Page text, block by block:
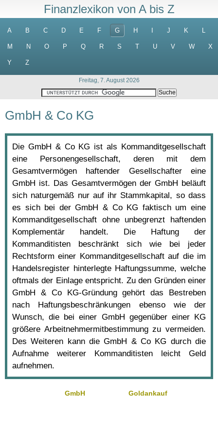
Finanzlexikon von A bis Z
A B C D E F G H J K L
M N O P Q R S T U V W X
Y Z
Freitag, 7. August 2026
GmbH & Co KG
Die GmbH & Co KG ist als Kommanditgesellschaft
eine Personengesellschaft, deren mit dem
Gesamtvermögen haftender Gesellschafter eine
GmbH ist. Das Gesamtvermögen der GmbH beläuft
sich naturgemäß nur auf ihr Stammkapital, so dass
es sich bei der GmbH & Co KG faktisch um eine
Kommanditgesellschaft ohne unbegrenzt haftenden
Komplementär handelt. Die Haftung der
Kommanditisten beschränkt sich wie bei jeder
Rechtsform einer Kommanditgesellschaft auf die im
Handelsregister hinterlegte Haftungssumme, welche
oftmals der Einlage entspricht. Zu den Gründen einer
GmbH & Co KG-Gründung gehört das Bestreben
nach Haftungsbeschränkungen ebenso wie der
Wunsch, die bei einer GmbH gegenüber einer KG
größere Arbeitnehmermitbestimmung zu vermeiden.
Des Weiteren kann die GmbH & Co KG durch die
Aufnahme weiterer Kommanditisten leicht Geld
aufnehmen.
GmbH Goldankauf